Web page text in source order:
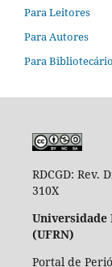
Para Leitores
Para Autores
Para
RDCGD: Rev.
310X
Universidade
(UFRN)
Portal de